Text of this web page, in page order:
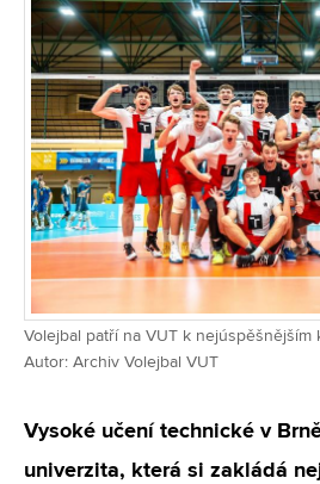
Volejbal patří na VUT k nejúspěšnějším
Autor: Archiv Volejbal VUT
Vysoké učení technické v
univerzita, která si zakládá